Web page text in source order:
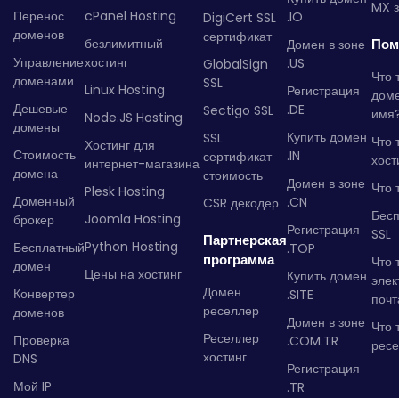
Перенос
доменов
Управление
доменами
Дешевые
домены
Стоимость
домена
Доменный
брокер
Бесплатный
домен
Конвертер
доменов
Проверка
DNS
Мой IP
cPanel Hosting
безлимитный
хостинг
Linux Hosting
Node.JS Hosting
Хостинг для
интернет-магазина
Plesk Hosting
Joomla Hosting
Python Hosting
Цены на хостинг
DigiCert SSL
сертификат
GlobalSign
SSL
Sectigo SSL
SSL
сертификат
стоимость
CSR декодер
Партнерская
программа
Домен
реселлер
Реселлер
хостинг
.IO
Домен в зоне
.US
Регистрация
.DE
Купить домен
.IN
Домен в зоне
.CN
Регистрация
.TOP
Купить домен
.SITE
Домен в зоне
.COM.TR
Регистрация
.TR
MX
Что
Что
Что
SSL
Что
Что